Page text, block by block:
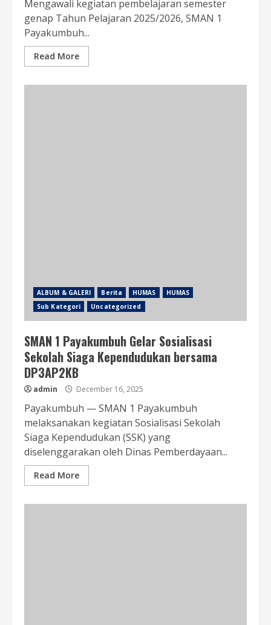
Mengawali kegiatan pembelajaran semester
genap Tahun Pelajaran 2025/2026, SMAN 1
Payakumbuh...
Read More
ALBUM & GALERI Berita HUMAS
HUMAS
Sub Kategori
Uncategorized
SMAN 1 Payakumbuh Gelar Sosialisasi
Sekolah Siaga Kependudukan bersama
DP3AP2KB
admin December 16, 2025
Payakumbuh — SMAN 1 Payakumbuh
melaksanakan kegiatan Sosialisasi Sekolah
Siaga Kependudukan (SSK) yang
diselenggarakan oleh Dinas Pemberdayaan...
Read More